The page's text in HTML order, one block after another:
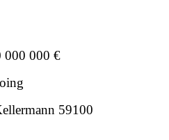
000 000 €
59100